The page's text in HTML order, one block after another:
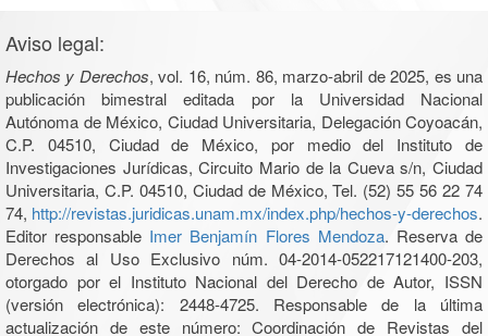
Aviso legal:
Hechos y Derechos, vol. 16, núm. 86, marzo-abril de 2025, es una
publicación bimestral editada por la Universidad Nacional
Autónoma de México, Ciudad Universitaria, Delegación Coyoacán,
C.P. 04510, Ciudad de México, por medio del Instituto de
Investigaciones Jurídicas, Circuito Mario de la Cueva s/n, Ciudad
Universitaria, C.P. 04510, Ciudad de México, Tel. (52) 55 56 22 74
74, http://revistas.juridicas.unam.mx/index.php/hechos-y-derechos.
Editor responsable Imer Benjamín Flores Mendoza. Reserva de
Derechos al Uso Exclusivo núm. 04-2014-052217121400-203,
otorgado por el Instituto Nacional del Derecho de Autor, ISSN
(versión electrónica): 2448-4725. Responsable de la última
actualización de este número: Coordinación de Revistas del